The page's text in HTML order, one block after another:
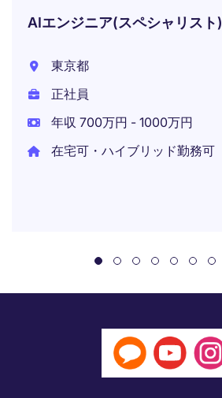
AIエンジニア(スペシャリスト)
東京都
正社員
年収 700万円 - 1000万円
在宅可・ハイブリッド勤務可